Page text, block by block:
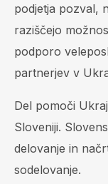
podjetja pozval,
raziščejo
podporo
partnerjev v
Del pomoči
Sloveniji.
delovanje in
sodelovanje.